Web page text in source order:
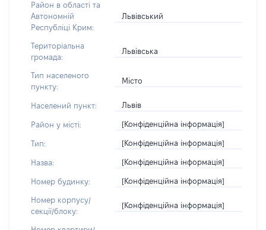
Район в області та
Автономній
Республіці Крим:
Львівський
Територіальна
громада:
Львівська
Тип населеного
пункту:
Місто
Населений пункт: Львів
Район у місті: [Конфіденційна інформація]
Тип: [Конфіденційна інформація]
Назва: [Конфіденційна інформація]
Номер будинку: [Конфіденційна інформація]
Номер корпусу/
секції/блоку:
[Конфіденційна інформація]